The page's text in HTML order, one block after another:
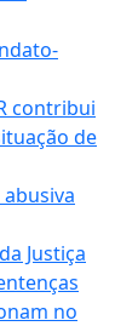
contribui
de
Justiça
no